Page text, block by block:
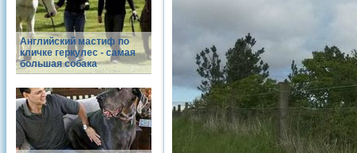
Английский мастиф по
кличке геркулес - самая
большая собака